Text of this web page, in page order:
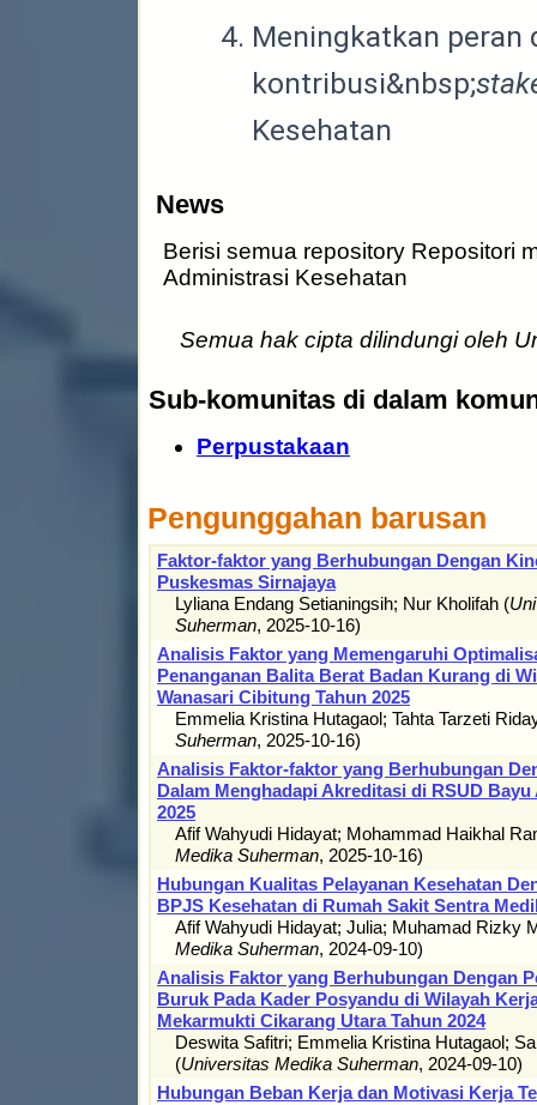
Meningkatkan peran
kontribusi&nbsp;
Kesehatan
News
Berisi semua repository Repositori
Administrasi Kesehatan
Semua hak cipta dilindungi oleh
Sub-komunitas di dalam
Perpustakaan
Pengunggahan barusan
Faktor-faktor yang Berhubungan Dengan
Puskesmas Sirnajaya
Lyliana Endang Setianingsih; Nur Kholifah (
Suherman, 2025-10-16)
Analisis Faktor yang Memengaruhi
Penanganan Balita Berat Badan Kurang di
Wanasari Cibitung Tahun 2025
Emmelia Kristina Hutagaol; Tahta Tarzeti
Suherman, 2025-10-16)
Analisis Faktor-faktor yang Berhubungan
Dalam Menghadapi Akreditasi di RSUD
2025
Afif Wahyudi Hidayat; Mohammad Haikhal
Medika Suherman, 2025-10-16)
Hubungan Kualitas Pelayanan Kesehatan
BPJS Kesehatan di Rumah Sakit Sentra
Afif Wahyudi Hidayat; Julia; Muhamad Rizky
Medika Suherman, 2024-09-10)
Analisis Faktor yang Berhubungan Dengan
Buruk Pada Kader Posyandu di Wilayah
Mekarmukti Cikarang Utara Tahun 2024
Deswita Safitri; Emmelia Kristina Hutagaol;
(Universitas Medika Suherman, 2024-09-10)
Hubungan Beban Kerja dan Motivasi Kerja